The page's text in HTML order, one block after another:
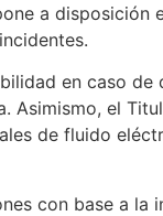
a
en caso
Asimismo, el
de fluido
con base a